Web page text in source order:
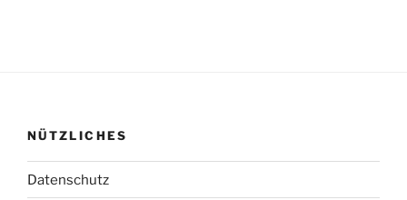
NÜTZLICHES
Datenschutz